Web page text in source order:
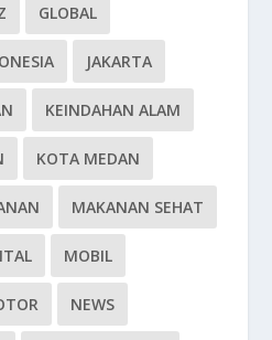
GLOBAL
JAKARTA
KEINDAHAN ALAM
KOTA MEDAN
MAKANAN SEHAT
MOBIL
NEWS